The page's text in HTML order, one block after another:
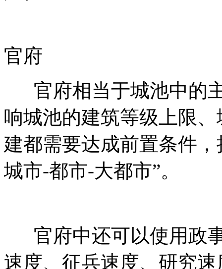
官府
官府相当于城池中的
响城池的建筑等级上限
建都需要达成前置条件
城市-都市-大都市”。
官府中还可以使用政
速度、征兵速度、研究